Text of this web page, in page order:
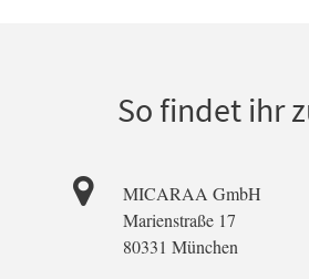
So findet ihr
MICARAA GmbH
Marienstraße 17
80331 München